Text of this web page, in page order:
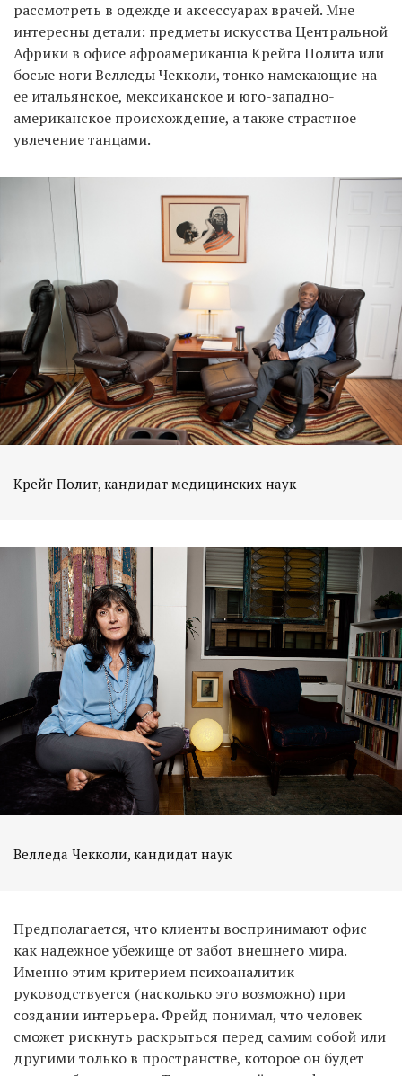
рассмотреть в одежде и аксессуарах врачей. Мне
интересны детали: предметы искусства Центральной
Африки в офисе афроамериканца Крейга Полита или
босые ноги Велледы Чекколи, тонко намекающие на
ее итальянское, мексиканское и юго-западно-
американское происхождение, а также страстное
увлечение танцами.
Крейг Полит, кандидат медицинских наук
Велледа Чекколи, кандидат наук
Предполагается, что клиенты воспринимают офис
как надежное убежище от забот внешнего мира.
Именно этим критерием психоаналитик
руководствуется (насколько это возможно) при
создании интерьера. Фрейд понимал, что человек
сможет рискнуть раскрыться перед самим собой или
другими только в пространстве, которое он будет